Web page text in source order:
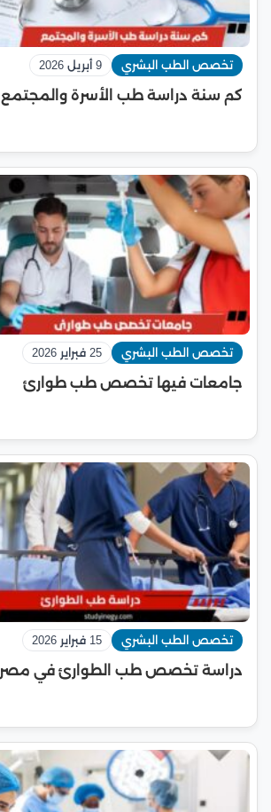
تخصص الطب البشري 9 أبريل 2026
كم سنة دراسة طب الأسرة والمجتمع
تخصص الطب البشري 25 فبراير 2026
جامعات فيها تخصص طب طوارئ
تخصص الطب البشري 15 فبراير 2026
دراسة تخصص طب الطوارئ في مصر